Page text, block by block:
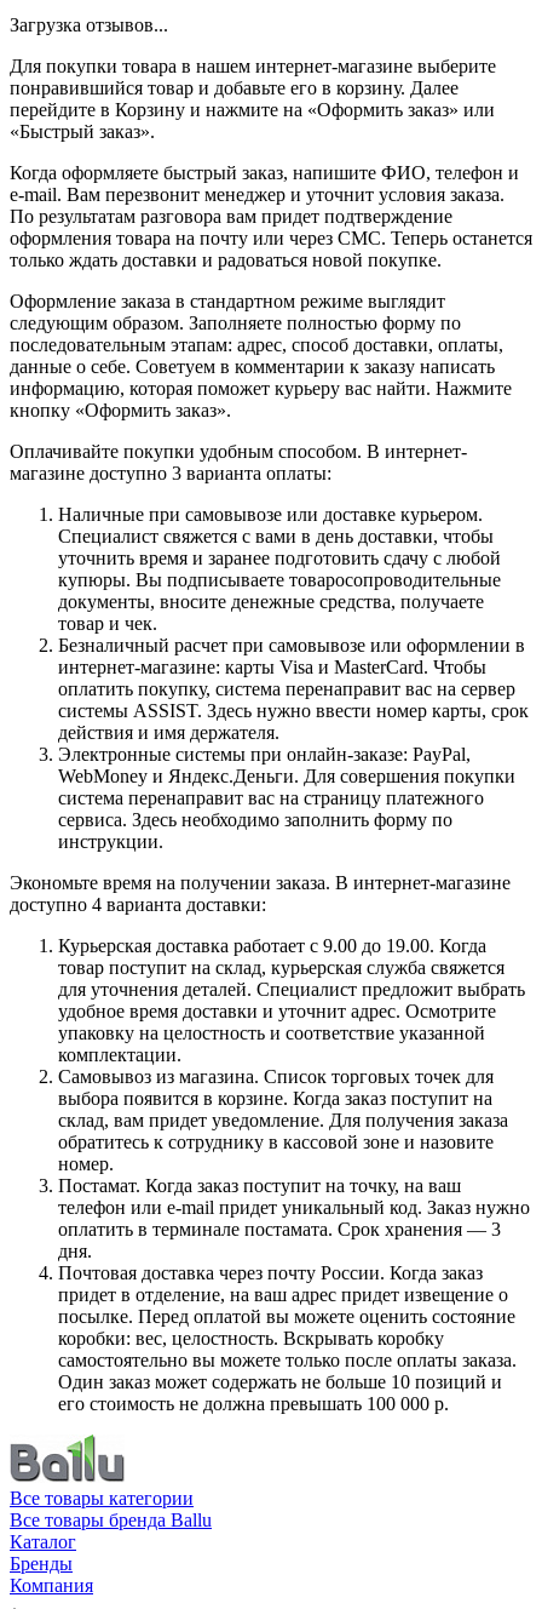
Загрузка отзывов...
Для покупки товара в нашем интернет-магазине выберите
понравившийся товар и добавьте его в корзину. Далее
перейдите в Корзину и нажмите на «Оформить заказ» или
«Быстрый заказ».
Когда оформляете быстрый заказ, напишите ФИО, телефон и
e-mail. Вам перезвонит менеджер и уточнит условия заказа.
По результатам разговора вам придет подтверждение
оформления товара на почту или через СМС. Теперь останется
только ждать доставки и радоваться новой покупке.
Оформление заказа в стандартном режиме выглядит
следующим образом. Заполняете полностью форму по
последовательным этапам: адрес, способ доставки, оплаты,
данные о себе. Советуем в комментарии к заказу написать
информацию, которая поможет курьеру вас найти. Нажмите
кнопку «Оформить заказ».
Оплачивайте покупки удобным способом. В интернет-
магазине доступно 3 варианта оплаты:
Наличные при самовывозе или доставке курьером.
Специалист свяжется с вами в день доставки, чтобы
уточнить время и заранее подготовить сдачу с любой
купюры. Вы подписываете товаросопроводительные
документы, вносите денежные средства, получаете
товар и чек.
Безналичный расчет при самовывозе или оформлении в
интернет-магазине: карты Visa и MasterCard. Чтобы
оплатить покупку, система перенаправит вас на сервер
системы ASSIST. Здесь нужно ввести номер карты, срок
действия и имя держателя.
Электронные системы при онлайн-заказе: PayPal,
WebMoney и Яндекс.Деньги. Для совершения покупки
система перенаправит вас на страницу платежного
сервиса. Здесь необходимо заполнить форму по
инструкции.
Экономьте время на получении заказа. В интернет-магазине
доступно 4 варианта доставки:
Курьерская доставка работает с 9.00 до 19.00. Когда
товар поступит на склад, курьерская служба свяжется
для уточнения деталей. Специалист предложит выбрать
удобное время доставки и уточнит адрес. Осмотрите
упаковку на целостность и соответствие указанной
комплектации.
Самовывоз из магазина. Список торговых точек для
выбора появится в корзине. Когда заказ поступит на
склад, вам придет уведомление. Для получения заказа
обратитесь к сотруднику в кассовой зоне и назовите
номер.
Постамат. Когда заказ поступит на точку, на ваш
телефон или e-mail придет уникальный код. Заказ нужно
оплатить в терминале постамата. Срок хранения — 3
дня.
Почтовая доставка через почту России. Когда заказ
придет в отделение, на ваш адрес придет извещение о
посылке. Перед оплатой вы можете оценить состояние
коробки: вес, целостность. Вскрывать коробку
самостоятельно вы можете только после оплаты заказа.
Один заказ может содержать не больше 10 позиций и
его стоимость не должна превышать 100 000 р.
Все товары категории
Все товары бренда Ballu
Каталог
Бренды
Компания